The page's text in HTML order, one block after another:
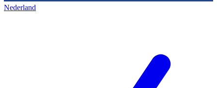
Nederland